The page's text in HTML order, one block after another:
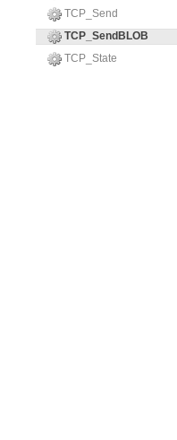
TCP_Send
TCP_SendBLOB
TCP_State